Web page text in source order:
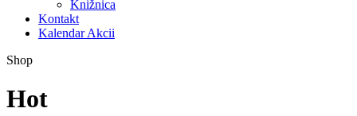
Knižnica
Kontakt
Kalendar Akcii
Shop
Hot